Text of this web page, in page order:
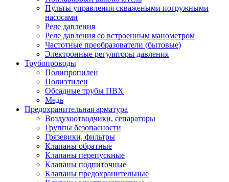
Пульты управления скважеными погружными
насосами
Реле давления
Реле давления со встроенным манометром
Частотные преобразователи (бытовые)
Электронные регуляторы давления
Трубопроводы
Полипропилен
Полиэтилен
Обсадные трубы ПВХ
Медь
Предохранительная арматура
Воздухоотводчики, сепараторы
Группы безопасности
Грязевики, фильтры
Клапаны обратные
Клапаны перепускные
Клапаны подпиточные
Клапаны предохранительные